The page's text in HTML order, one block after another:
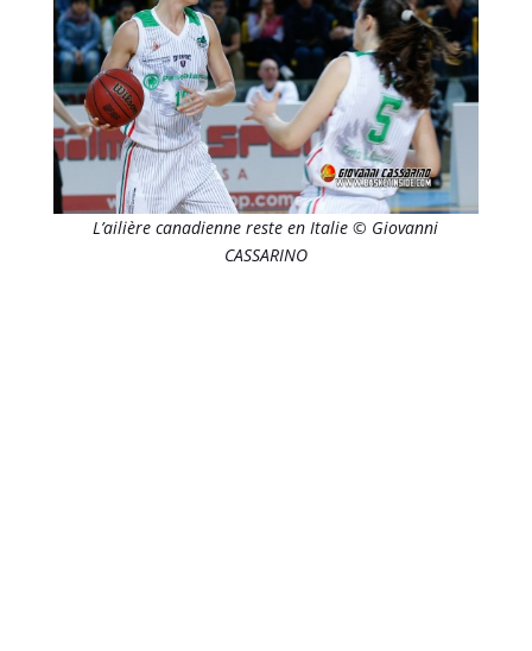
L’ailière canadienne reste en Italie © Giovanni
CASSARINO